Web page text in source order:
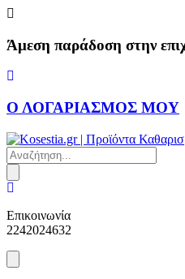
Skip
content
Άμεση παράδοση στην
Ο ΛΟΓΑΡΙΑΣΜΟΣ ΜΟΥ
Products
search
Επικοινωνία
2242024632